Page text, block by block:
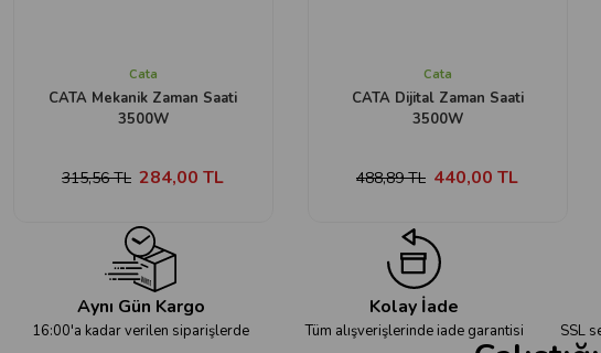
Cata
CATA Mekanik Zaman Saati
3500W
284,00 TL
315,56 TL
Cata
CATA Dijital Zaman Saati
3500W
440,00 TL
488,89 TL
Aynı Gün Kargo
16:00'a kadar verilen siparişlerde
Kolay İade
Tüm alışverişlerinde iade garantisi SSL